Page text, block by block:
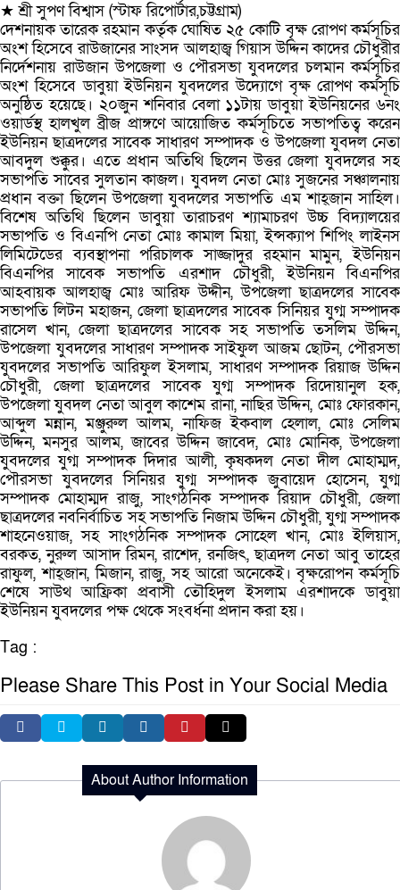
★ শ্রী সুপণ বিশ্বাস (স্টাফ রিপোর্টার,চট্টগ্রাম)
দেশনায়ক তারেক রহমান কর্তৃক ঘোষিত ২৫ কোটি বৃক্ষ রোপণ কর্মসূচির
অংশ হিসেবে রাউজানের সাংসদ আলহাজ্ব গিয়াস উদ্দিন কাদের চৌধুরীর
নির্দেশনায় রাউজান উপজেলা ও পৌরসভা যুবদলের চলমান কর্মসূচির
অংশ হিসেবে ডাবুয়া ইউনিয়ন যুবদলের উদ্যোগে বৃক্ষ রোপণ কর্মসূচি
অনুষ্ঠিত হয়েছে। ২০জুন শনিবার বেলা ১১টায় ডাবুয়া ইউনিয়নের ৬নং
ওয়ার্ডস্থ হালখুল ব্রীজ প্রাঙ্গণে আয়োজিত কর্মসূচিতে সভাপতিত্ব করেন
ইউনিয়ন ছাত্রদলের সাবেক সাধারণ সম্পাদক ও উপজেলা যুবদল নেতা
আবদুল শুক্কুর। এতে প্রধান অতিথি ছিলেন উত্তর জেলা যুবদলের সহ
সভাপতি সাবের সুলতান কাজল। যুবদল নেতা মোঃ সুজনের সঞ্চালনায়
প্রধান বক্তা ছিলেন উপজেলা যুবদলের সভাপতি এম শাহ্জান সাহিল।
বিশেষ অতিথি ছিলেন ডাবুয়া তারাচরণ শ্যামাচরণ উচ্চ বিদ্যালয়ের
সভাপতি ও বিএনপি নেতা মোঃ কামাল মিয়া, ইন্সক্যাপ শিপিং লাইনস
লিমিটেডের ব্যবস্থাপনা পরিচালক সাজ্জাদুর রহমান মামুন, ইউনিয়ন
বিএনপির সাবেক সভাপতি এরশাদ চৌধুরী, ইউনিয়ন বিএনপির
আহবায়ক আলহাজ্ব মোঃ আরিফ উদ্দীন, উপজেলা ছাত্রদলের সাবেক
সভাপতি লিটন মহাজন, জেলা ছাত্রদলের সাবেক সিনিয়র যুগ্ম সম্পাদক
রাসেল খান, জেলা ছাত্রদলের সাবেক সহ সভাপতি তসলিম উদ্দিন,
উপজেলা যুবদলের সাধারণ সম্পাদক সাইফুল আজম ছোটন, পৌরসভা
যুবদলের সভাপতি আরিফুল ইসলাম, সাধারণ সম্পাদক রিয়াজ উদ্দিন
চৌধুরী, জেলা ছাত্রদলের সাবেক যুগ্ম সম্পাদক রিদোয়ানুল হক,
উপজেলা যুবদল নেতা আবুল কাশেম রানা, নাছির উদ্দিন, মোঃ ফোরকান,
আব্দুল মন্নান, মঞ্জুরুল আলম, নাফিজ ইকবাল হেলাল, মোঃ সেলিম
উদ্দিন, মনসুর আলম, জাবের উদ্দিন জাবেদ, মোঃ মোনিক, উপজেলা
যুবদলের যুগ্ম সম্পাদক দিদার আলী, কৃষকদল নেতা দীল মোহাম্মদ,
পৌরসভা যুবদলের সিনিয়র যুগ্ম সম্পাদক জুবায়েদ হোসেন, যুগ্ম
সম্পাদক মোহাম্মদ রাজু, সাংগঠনিক সম্পাদক রিয়াদ চৌধুরী, জেলা
ছাত্রদলের নবনির্বাচিত সহ সভাপতি নিজাম উদ্দিন চৌধুরী, যুগ্ম সম্পাদক
শাহনেওয়াজ, সহ সাংগঠনিক সম্পাদক সোহেল খান, মোঃ ইলিয়াস,
বরকত, নুরুল আসাদ রিমন, রাশেদ, রনজিৎ, ছাত্রদল নেতা আবু তাহের
রাফুল, শাহ্জান, মিজান, রাজু, সহ আরো অনেকেই। বৃক্ষরোপন কর্মসূচি
শেষে সাউথ আফ্রিকা প্রবাসী তৌহিদুল ইসলাম এরশাদকে ডাবুয়া
ইউনিয়ন যুবদলের পক্ষ থেকে সংবর্ধনা প্রদান করা হয়।
Tag :
Please Share This Post in Your Social Media
About Author Information